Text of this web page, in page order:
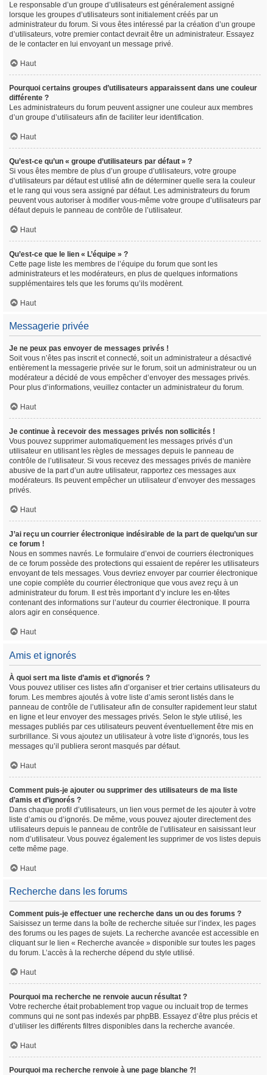
Le responsable d’un groupe d’utilisateurs est généralement assigné
lorsque les groupes d’utilisateurs sont initialement créés par un
administrateur du forum. Si vous êtes intéressé par la création d’un groupe
d’utilisateurs, votre premier contact devrait être un administrateur. Essayez
de le contacter en lui envoyant un message privé.
Haut
Pourquoi certains groupes d’utilisateurs apparaissent dans une couleur
différente ?
Les administrateurs du forum peuvent assigner une couleur aux membres
d’un groupe d’utilisateurs afin de faciliter leur identification.
Haut
Qu’est-ce qu’un « groupe d’utilisateurs par défaut » ?
Si vous êtes membre de plus d’un groupe d’utilisateurs, votre groupe
d’utilisateurs par défaut est utilisé afin de déterminer quelle sera la couleur
et le rang qui vous sera assigné par défaut. Les administrateurs du forum
peuvent vous autoriser à modifier vous-même votre groupe d’utilisateurs par
défaut depuis le panneau de contrôle de l’utilisateur.
Haut
Qu’est-ce que le lien « L’équipe » ?
Cette page liste les membres de l’équipe du forum que sont les
administrateurs et les modérateurs, en plus de quelques informations
supplémentaires tels que les forums qu’ils modèrent.
Haut
Messagerie privée
Je ne peux pas envoyer de messages privés !
Soit vous n’êtes pas inscrit et connecté, soit un administrateur a désactivé
entièrement la messagerie privée sur le forum, soit un administrateur ou un
modérateur a décidé de vous empêcher d’envoyer des messages privés.
Pour plus d’informations, veuillez contacter un administrateur du forum.
Haut
Je continue à recevoir des messages privés non sollicités !
Vous pouvez supprimer automatiquement les messages privés d’un
utilisateur en utilisant les règles de messages depuis le panneau de
contrôle de l’utilisateur. Si vous recevez des messages privés de manière
abusive de la part d’un autre utilisateur, rapportez ces messages aux
modérateurs. Ils peuvent empêcher un utilisateur d’envoyer des messages
privés.
Haut
J’ai reçu un courrier électronique indésirable de la part de quelqu’un sur
ce forum !
Nous en sommes navrés. Le formulaire d’envoi de courriers électroniques
de ce forum possède des protections qui essaient de repérer les utilisateurs
envoyant de tels messages. Vous devriez envoyer par courrier électronique
une copie complète du courrier électronique que vous avez reçu à un
administrateur du forum. Il est très important d’y inclure les en-têtes
contenant des informations sur l’auteur du courrier électronique. Il pourra
alors agir en conséquence.
Haut
Amis et ignorés
À quoi sert ma liste d’amis et d’ignorés ?
Vous pouvez utiliser ces listes afin d’organiser et trier certains utilisateurs du
forum. Les membres ajoutés à votre liste d’amis seront listés dans le
panneau de contrôle de l’utilisateur afin de consulter rapidement leur statut
en ligne et leur envoyer des messages privés. Selon le style utilisé, les
messages publiés par ces utilisateurs peuvent éventuellement être mis en
surbrillance. Si vous ajoutez un utilisateur à votre liste d’ignorés, tous les
messages qu’il publiera seront masqués par défaut.
Haut
Comment puis-je ajouter ou supprimer des utilisateurs de ma liste
d’amis et d’ignorés ?
Dans chaque profil d’utilisateurs, un lien vous permet de les ajouter à votre
liste d’amis ou d’ignorés. De même, vous pouvez ajouter directement des
utilisateurs depuis le panneau de contrôle de l’utilisateur en saisissant leur
nom d’utilisateur. Vous pouvez également les supprimer de vos listes depuis
cette même page.
Haut
Recherche dans les forums
Comment puis-je effectuer une recherche dans un ou des forums ?
Saisissez un terme dans la boîte de recherche située sur l’index, les pages
des forums ou les pages de sujets. La recherche avancée est accessible en
cliquant sur le lien « Recherche avancée » disponible sur toutes les pages
du forum. L’accès à la recherche dépend du style utilisé.
Haut
Pourquoi ma recherche ne renvoie aucun résultat ?
Votre recherche était probablement trop vague ou incluait trop de termes
communs qui ne sont pas indexés par phpBB. Essayez d’être plus précis et
d’utiliser les différents filtres disponibles dans la recherche avancée.
Haut
Pourquoi ma recherche renvoie à une page blanche ?!